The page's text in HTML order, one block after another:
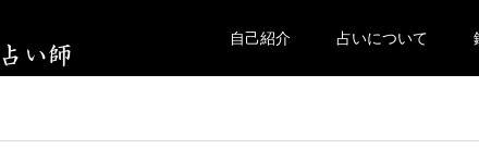
自己紹介 占いについて